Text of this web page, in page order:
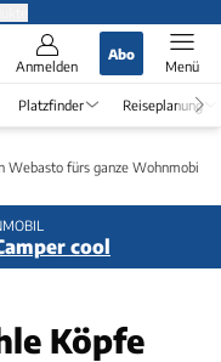
Anmelden
Abo
Menü
Platzfinder Reiseplanung
Webasto fürs ganze Wohnmobil
cool
Köpfe